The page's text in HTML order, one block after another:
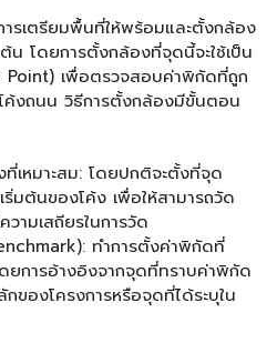
ารเตรียมพื้นที่ให้พร้อมและตั้งกล้อง
โดยการตั้งกล้องที่จุดนี้จะใช้เป็น
เพื่อตรวจสอบค่าพิกัดที่ถูก
ค้งถนน วิธีการตั้งกล้องมีขั้นตอน
เหมาะสม: โดยปกติจะตั้งที่จุด
มต้นของโค้ง เพื่อให้สามารถวัด
วามเสถียรในการวัด
ทำการตั้งค่าพิกัดที่
การอ้างอิงจากจุดที่ทราบค่าพิกัด
ของโครงการหรือจุดที่ได้ระบุใน